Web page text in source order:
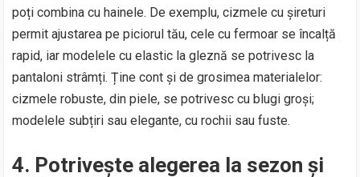
poți combina cu hainele. De exemplu, cizmele cu șireturi
permit ajustarea pe piciorul tău, cele cu fermoar se încalță
rapid, iar modelele cu elastic la gleznă se potrivesc la
pantaloni strâmți. Ține cont și de grosimea materialelor:
cizmele robuste, din piele, se potrivesc cu blugi groși;
modelele subțiri sau elegante, cu rochii sau fuste.
4. Potrivește alegerea la sezon și